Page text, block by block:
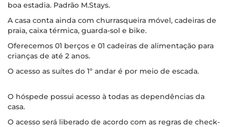
boa estadia. Padrão M.Stays.
A casa conta ainda com churrasqueira móvel, cadeiras de
praia, caixa térmica, guarda-sol e bike.
Oferecemos 01 berços e 01 cadeiras de alimentação para
crianças de até 2 anos.
O acesso as suítes do 1º andar é por meio de escada.
O hóspede possui acesso à todas as dependências da
casa.
O acesso será liberado de acordo com as regras de check-